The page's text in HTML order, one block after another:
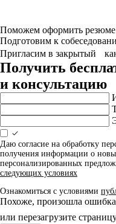
Поможем оформить
Подготовим к
Пригласим в закрытый
Получить
и консультацию
Даю согласие на обработку
получения информации о
персонализированных
следующих условиях
Ознакомиться с условиями
Похоже, произошла
или перезагрузите